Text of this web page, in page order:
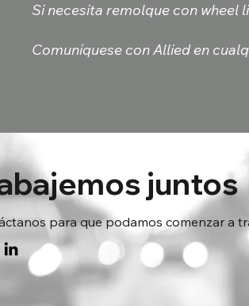
Si necesita remolque con wheel
Comuníquese con Allied en
juntos
para que podamos comenzar a